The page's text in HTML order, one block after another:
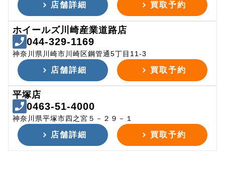
店舗詳細 買取予約
ホイールズ川崎産業道路店
044-329-1169
神奈川県川崎市川崎区鋼管通5丁目11-3
店舗詳細 買取予約
平塚店
0463-51-4000
神奈川県平塚市四之宮５－２９－１
店舗詳細 買取予約